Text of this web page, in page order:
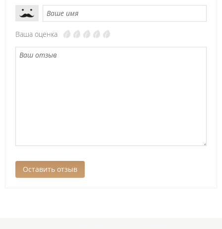
Ваша оценка